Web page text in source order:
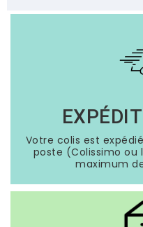
Votre colis est
poste (Colissimo ou
maximum